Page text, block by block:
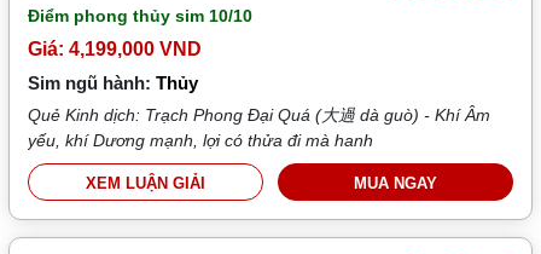
Điểm phong thủy sim 10/10
Giá: 4,199,000 VND
Sim ngũ hành:Thủy
Quẻ Kinh dịch: Trạch Phong Đại Quá (大過 dà guò) - Khí Âm
yếu, khí Dương mạnh, lợi có thửa đi mà hanh
XEM LUẬN GIẢI MUA NGAY